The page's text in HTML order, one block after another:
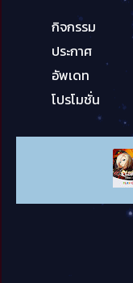
กิจกรรม
ประกาศ
อัพเดท
โปรโมชั่น